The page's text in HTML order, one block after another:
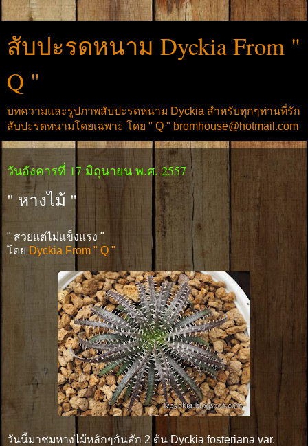
สับปะรดหนาม Dyckia From "
Q "
บทความและรูปภาพสับปะรดหนาม Dyckia สำหรับทุกๆท่านที่รัก
สับปะรดหนามโดยเฉพาะ โดย " Q " bromhouse@hotmail.com
วันอังคารที่ 17 มิถุนายน พ.ศ. 2557
" หางไม้ "
" สวยแต่ไม่เเข็งแรง "
โดยDyckia From " Q "
วันนี้มาชมหางไม้หลักๆกันสัก 2 ต้น Dyckia fosteriana var.